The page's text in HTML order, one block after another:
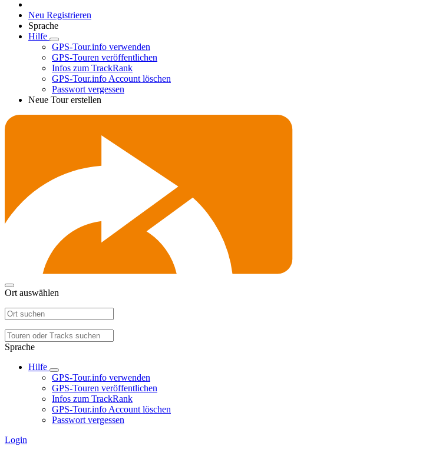
Neu Registrieren
Sprache
Hilfe
GPS-Tour.info verwenden
GPS-Touren veröffentlichen
Infos zum TrackRank
GPS-Tour.info Account löschen
Passwort vergessen
Neue Tour erstellen
Ort auswählen
Sprache
Hilfe
GPS-Tour.info verwenden
GPS-Touren veröffentlichen
Infos zum TrackRank
GPS-Tour.info Account löschen
Passwort vergessen
Login